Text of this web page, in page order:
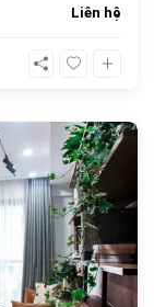
Liên hệ
697